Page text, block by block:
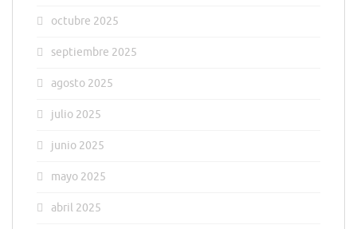
octubre 2025
septiembre 2025
agosto 2025
julio 2025
junio 2025
mayo 2025
abril 2025